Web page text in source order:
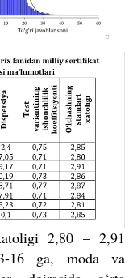
2,80 – 2,91
16 ga, moda va